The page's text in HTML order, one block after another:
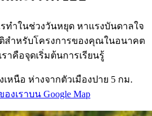
ทำในช่วงวันหยุด หาแรงบันดาลใจ
สำหรับโครงการของคุณในอนาคต
าคือจุดเริ่มต้นการเรียนรู้
เหนือ ห่างจากตัวเมืองปาย 5 กม.
งเราบน Google Map